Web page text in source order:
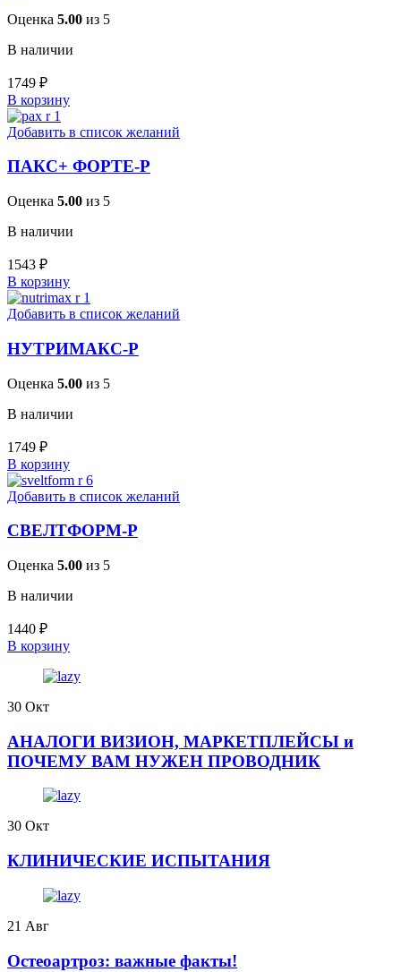
Оценка 5.00 из 5
В наличии
1749 ₽
В корзину
Добавить в список желаний
ПАКС+ ФОРТЕ-Р
Оценка 5.00 из 5
В наличии
1543 ₽
В корзину
Добавить в список желаний
НУТРИМАКС-Р
Оценка 5.00 из 5
В наличии
1749 ₽
В корзину
Добавить в список желаний
СВЕЛТФОРМ-Р
Оценка 5.00 из 5
В наличии
1440 ₽
В корзину
30 Окт
АНАЛОГИ ВИЗИОН, МАРКЕТПЛЕЙСЫ и
ПОЧЕМУ ВАМ НУЖЕН ПРОВОДНИК
30 Окт
КЛИНИЧЕСКИЕ ИСПЫТАНИЯ
21 Авг
️Остеоартроз: важные факты!